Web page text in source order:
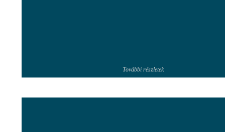
További részletek